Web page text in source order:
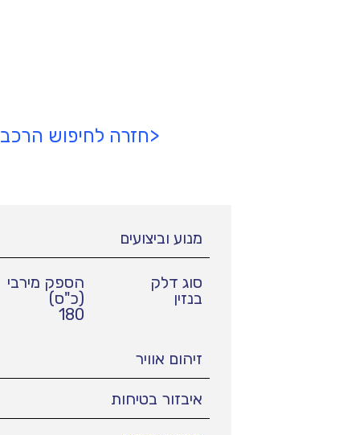
<חזרה לחיפוש הרכב
מנוע וביצועים
סוג דלק
בנזין
הספק מירבי
(כ"ס)
180
זיהום אוויר
איבזור בטיחות